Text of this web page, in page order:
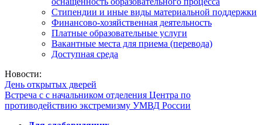
Стипендии и иные виды материальной поддержки
Финансово-хозяйственная деятельность
Платные образовательные услуги
Вакантные места для приема (перевода)
Доступная среда
Новости:
День открытых дверей
Встреча с с начальником отделения Центра по
противодействию экстремизму УМВД России